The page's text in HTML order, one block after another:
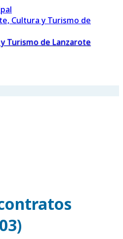
Turismo de Lanzarote